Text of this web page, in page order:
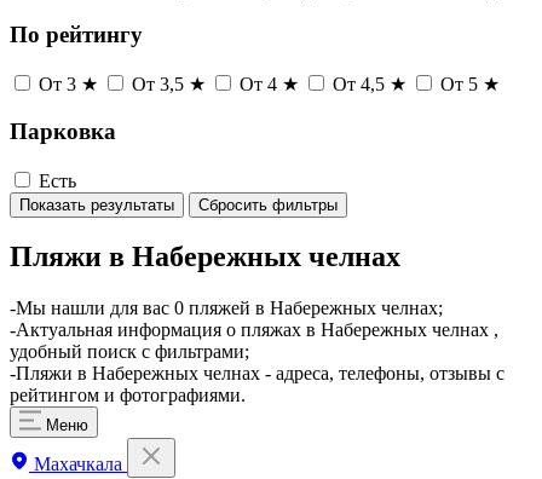
По рейтингу
От 3 ★ От 3,5 ★ От 4 ★ От 4,5 ★ От 5 ★
Парковка
Есть
Показать результаты Сбросить фильтры
Пляжи в Набережных челнах
-Мы нашли для вас 0 пляжей в Набережных челнах;
-Актуальная информация о пляжах в Набережных челнах ,
удобный поиск с фильтрами;
-Пляжи в Набережных челнах - адреса, телефоны, отзывы с
рейтингом и фотографиями.
Меню
Махачкала